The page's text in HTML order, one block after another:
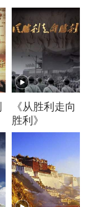
《从胜利走向
胜利》